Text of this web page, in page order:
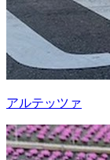
アルテッツァ